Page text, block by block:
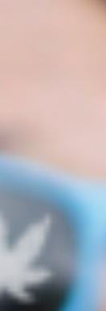
¿Ya te
Es la nueva
semisintético que
compuesto